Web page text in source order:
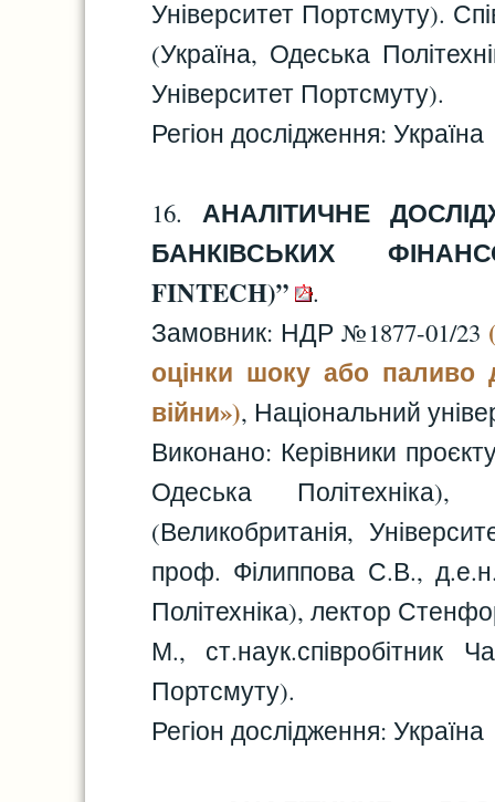
Університет Портсмуту).
(Україна, Одеська
Університет Портсмуту).
Регіон дослідження: Україна
16. АНАЛІТИЧНЕ
БАНКІВСЬКИХ
FINTECH)”
.
Замовник: НДР №1877-01/23
оцінки шоку або паливо
війни»), Національний
Виконано: Керівники
Одеська
(Великобританія,
проф. Філиппова С.В.,
Політехніка), лектор
М., ст.наук.співробітник
Портсмуту).
Регіон дослідження: Україна